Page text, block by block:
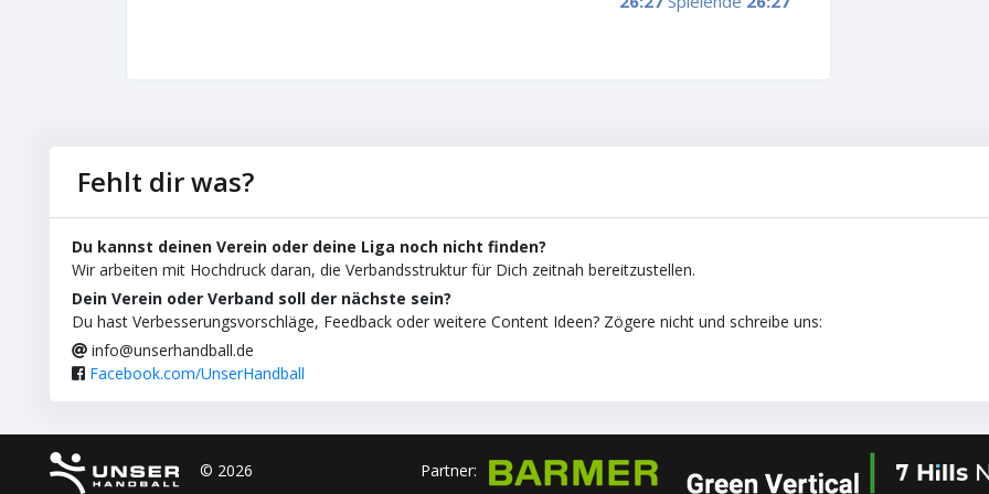
Fehlt dir was?
Du kannst deinen Verein oder deine Liga noch nicht finden?
Wir arbeiten mit Hochdruck daran, die Verbandsstruktur für Dich zeitnah bereitzustellen.
Dein Verein oder Verband soll der nächste sein?
Du hast Verbesserungsvorschläge, Feedback oder weitere Content Ideen? Zögere nicht und schreibe uns:
info@unserhandball.de
Facebook.com/UnserHandball
© 2026 Partner: